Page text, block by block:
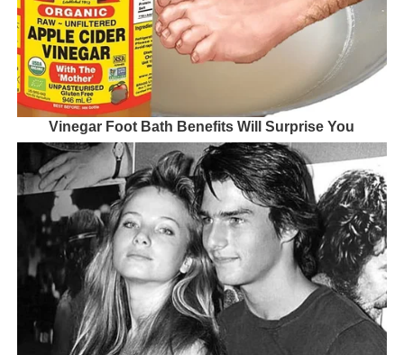
Vinegar Foot Bath Benefits Will Surprise You